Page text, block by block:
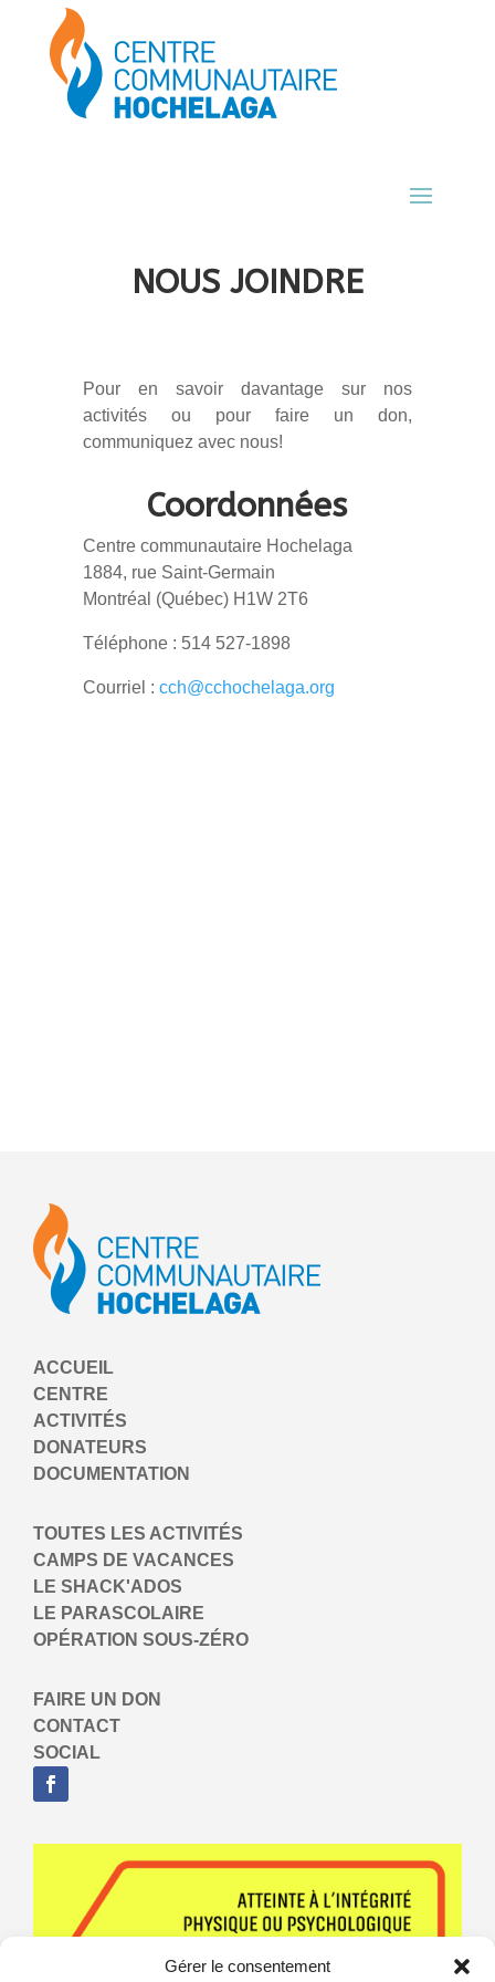
Gérer le consentement
NOUS JOINDRE
Pour en savoir davantage sur nos
activités ou pour faire un don,
communiquez avec nous!
Coordonnées
Centre communautaire Hochelaga
1884, rue Saint-Germain
Montréal (Québec) H1W 2T6
Téléphone : 514 527-1898
Courriel : cch@cchochelaga.org
ACCUEIL
CENTRE
ACTIVITÉS
DONATEURS
DOCUMENTATION
TOUTES LES ACTIVITÉS
CAMPS DE VACANCES
LE SHACK'ADOS
LE PARASCOLAIRE
OPÉRATION SOUS-ZÉRO
FAIRE UN DON
CONTACT
SOCIAL